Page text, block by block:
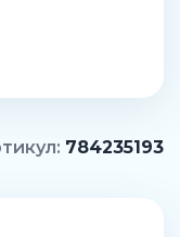
784235193